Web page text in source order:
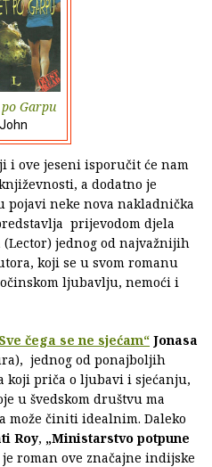
Garpu
ove jeseni isporučit će nam
a dodatno je
pojavi neke nova nakladnička
prijevodom djela
(Lector) jednog od najvažnijih
koji se u svom romanu
ljubavlju, nemoći i
čega se ne sjećam“ Jonasa
jednog od ponajboljih
koji priča o ljubavi i sjećanju,
u švedskom društvu ma
može činiti idealnim. Daleko
Roy, „Ministarstvo potpune
roman ove značajne indijske